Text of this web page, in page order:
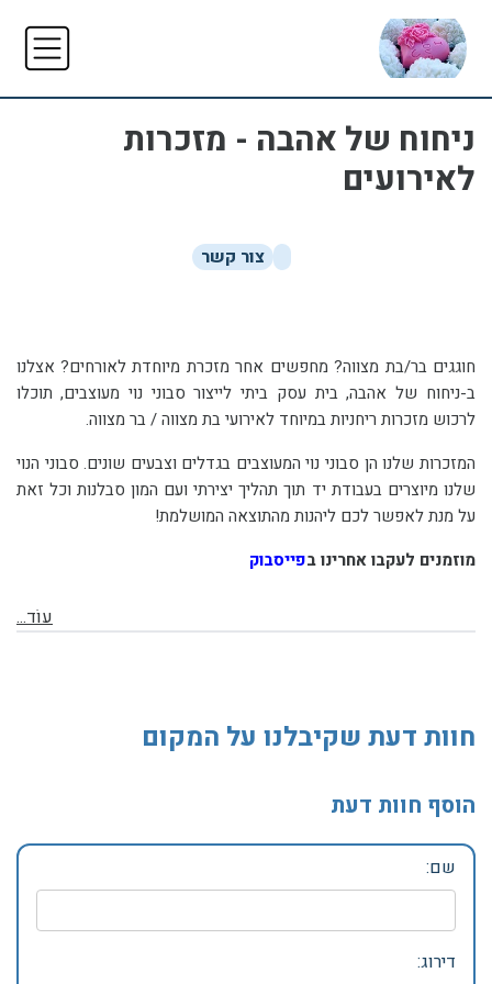
ניחוח של אהבה - מזכרות
לאירועים
צור קשר
חוגגים בר/בת מצווה? מחפשים אחר מזכרת מיוחדת לאורחים? אצלנו
ב-ניחוח של אהבה, בית עסק ביתי לייצור סבוני נוי מעוצבים, תוכלו
לרכוש מזכרות ריחניות במיוחד לאירועי בת מצווה / בר מצווה.
המזכרות שלנו הן סבוני נוי המעוצבים בגדלים וצבעים שונים. סבוני הנוי
שלנו מיוצרים בעבודת יד תוך תהליך יצירתי ועם המון סבלנות וכל זאת
על מנת לאפשר לכם ליהנות מהתוצאה המושלמת!
מוזמנים לעקבו אחרינו בפייסבוק
עוֹד...
חוות דעת שקיבלנו על המקום
הוסף חוות דעת
שם:
דירוג: